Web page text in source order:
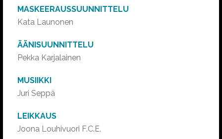
MASKEERAUSSUUNNITTELU
Kata Launonen
ÄÄNISUUNNITTELU
Pekka Karjalainen
MUSIIKKI
Juri Seppä
LEIKKAUS
Joona Louhivuori F.C.E.